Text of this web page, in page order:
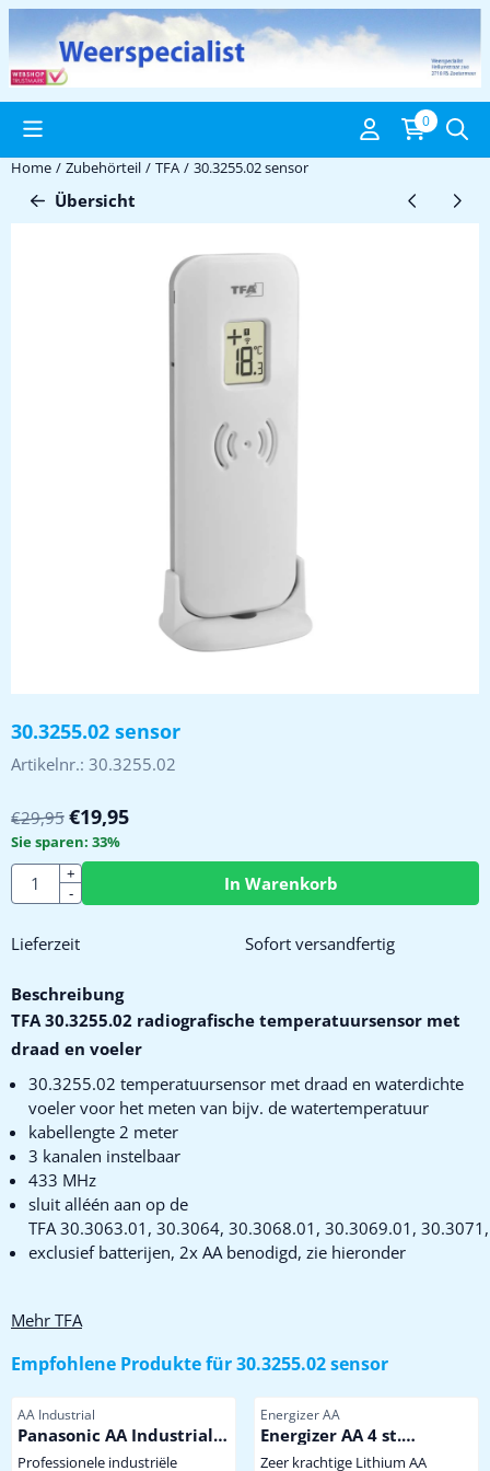
Cookie-Einstellungen verfügbar. Einstellungen wählen oder alle
0
Home / Zubehörteil / TFA / 30.3255.02 sensor
Übersicht
30.3255.02 sensor
Artikelnr.: 30.3255.02
€29,95 €19,95
Sie sparen: 33%
Anzahl
+
-
In Warenkorb
Lieferzeit Sofort versandfertig
Beschreibung
TFA 30.3255.02 radiografische temperatuursensor met
draad en voeler
30.3255.02 temperatuursensor met draad en waterdichte
voeler voor het meten van bijv. de watertemperatuur
kabellengte 2 meter
3 kanalen instelbaar
433 MHz
sluit alléén aan op de
TFA 30.3063.01, 30.3064, 30.3068.01, 30.3069.01,
exclusief batterijen, 2x AA benodigd, zie hieronder
Mehr TFA
Empfohlene Produkte für30.3255.02 sensor
Artikelnummer
AA Industrial
Panasonic AA Industrial
Powerline
Professionele industriële
Artikelnummer
Energizer AA
Energizer AA 4 st.
Extreem krachtige
Zeer krachtige Lithium AA